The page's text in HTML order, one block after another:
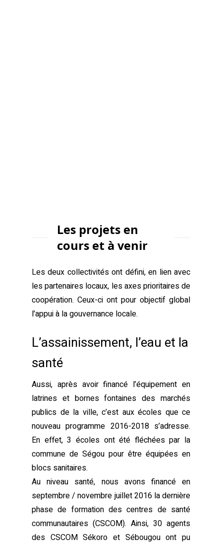
Les projets en
cours et à venir
Les deux collectivités ont défini, en lien avec
les partenaires locaux, les axes prioritaires de
coopération. Ceux-ci ont pour objectif global
l’appui à la gouvernance locale.
L’assainissement, l’eau et la
santé
Aussi, après avoir financé l’équipement en
latrines et bornes fontaines des marchés
publics de la ville, c’est aux écoles que ce
nouveau programme 2016-2018 s’adresse.
En effet, 3 écoles ont été fléchées par la
commune de Ségou pour être équipées en
blocs sanitaires.
Au niveau santé, nous avons financé en
septembre / novembre juillet 2016 la dernière
phase de formation des centres de santé
communautaires (CSCOM). Ainsi, 30 agents
des CSCOM Sékoro et Sébougou ont pu